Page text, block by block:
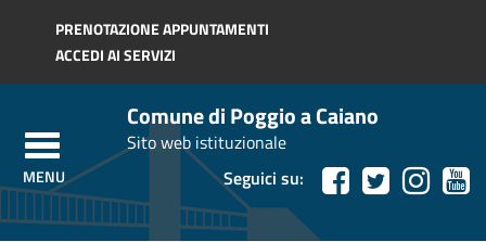
Regione Toscana
PRENOTAZIONE APPUNTAMENTI
ACCEDI AI SERVIZI
Comune di Poggio a Caiano
Sito web istituzionale
Seguici su: